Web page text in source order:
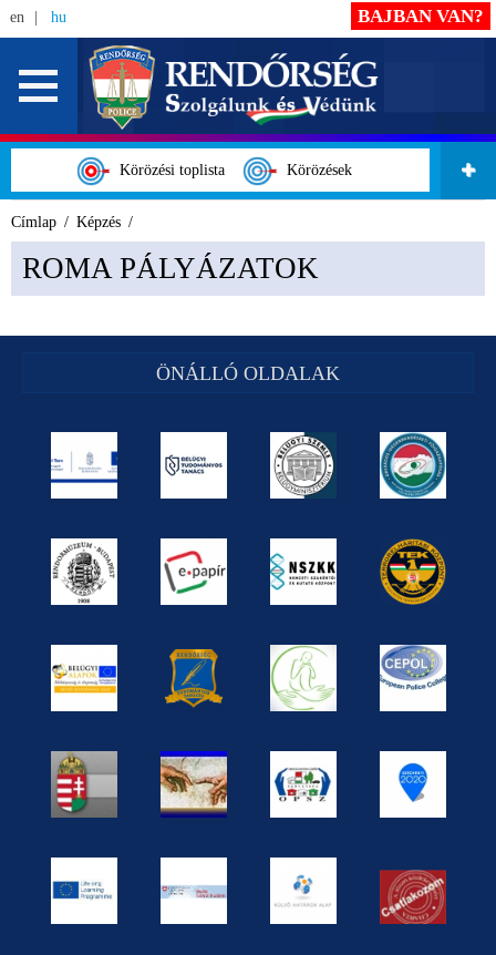
en hu
Körözési toplista Körözések
BAJBAN VAN?
Címlap Képzés
ROMA PÁLYÁZATOK
ÖNÁLLÓ OLDALAK